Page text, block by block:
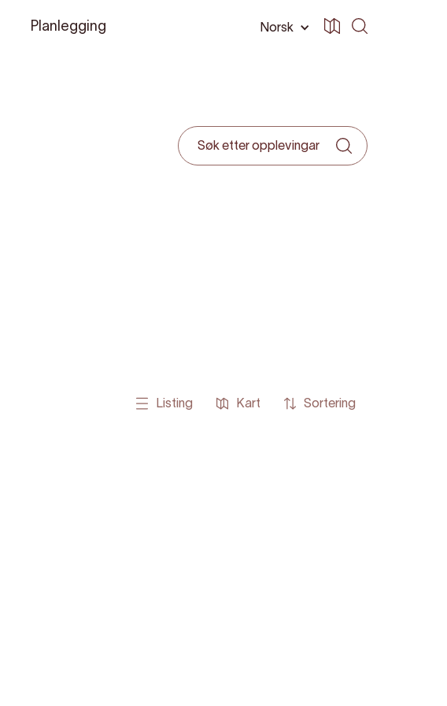
Norsk
Planlegging
Listing Kart Sortering